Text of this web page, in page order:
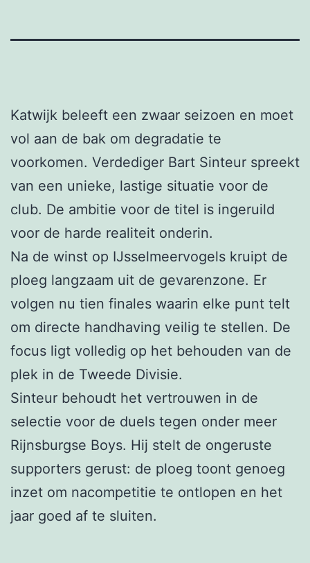
Katwijk beleeft een zwaar seizoen en moet
vol aan de bak om degradatie te
voorkomen. Verdediger Bart Sinteur spreekt
van een unieke, lastige situatie voor de
club. De ambitie voor de titel is ingeruild
voor de harde realiteit onderin.
Na de winst op IJsselmeervogels kruipt de
ploeg langzaam uit de gevarenzone. Er
volgen nu tien finales waarin elke punt telt
om directe handhaving veilig te stellen. De
focus ligt volledig op het behouden van de
plek in de Tweede Divisie.
Sinteur behoudt het vertrouwen in de
selectie voor de duels tegen onder meer
Rijnsburgse Boys. Hij stelt de ongeruste
supporters gerust: de ploeg toont genoeg
inzet om nacompetitie te ontlopen en het
jaar goed af te sluiten.